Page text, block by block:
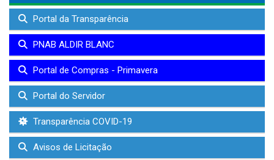
Portal da Transparência
PNAB ALDIR BLANC
Portal de Compras - Primavera
Portal do Servidor
Transparência COVID-19
Avisos de Licitação